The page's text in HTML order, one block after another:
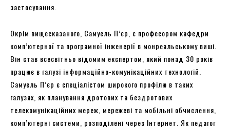
застосування.
Окрім вищесказаного, Самуель П’єр, є професором кафедри
комп’ютерної та програмної інженерії в монреальському виші.
Він став всесвітньо відомим експертом, який понад 30 років
працює в галузі інформаційно-комунікаційних технологій.
Самуель П’єр є спеціалістом широкого профілю в таких
галузях, як планування дротових та бездротових
телекомунікаційних мереж, мережеві та мобільні обчислення,
комп’ютерні системи, розподілені через Інтернет. Як педагог